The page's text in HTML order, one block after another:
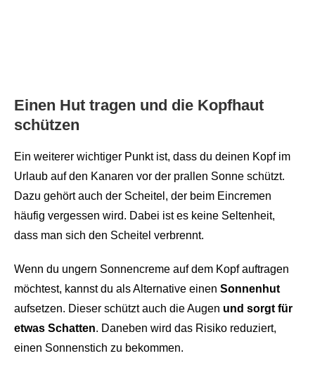
Einen Hut tragen und die Kopfhaut
schützen
Ein weiterer wichtiger Punkt ist, dass du deinen Kopf im
Urlaub auf den Kanaren vor der prallen Sonne schützt.
Dazu gehört auch der Scheitel, der beim Eincremen
häufig vergessen wird. Dabei ist es keine Seltenheit,
dass man sich den Scheitel verbrennt.
Wenn du ungern Sonnencreme auf dem Kopf auftragen
möchtest, kannst du als Alternative einen Sonnenhut
aufsetzen. Dieser schützt auch die Augen und sorgt für
etwas Schatten. Daneben wird das Risiko reduziert,
einen Sonnenstich zu bekommen.